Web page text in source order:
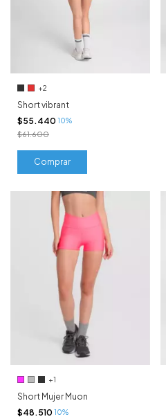
+2
Short vibrant
$55.440 10%
$61.600
Comprar
+1
Short Mujer Muon
$48.510 10%